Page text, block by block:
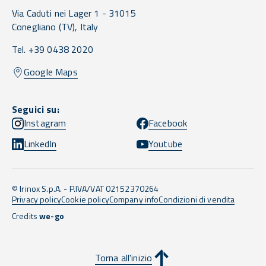
Via Caduti nei Lager 1 - 31015
Conegliano (TV), Italy
Tel. +39 0438 2020
Google Maps
Seguici su:
Instagram
Facebook
LinkedIn
Youtube
© Irinox S.p.A. - P.IVA/VAT 02152370264
Privacy policyCookie policyCompany infoCondizioni di vendita
Creditswe-go
Torna all'inizio